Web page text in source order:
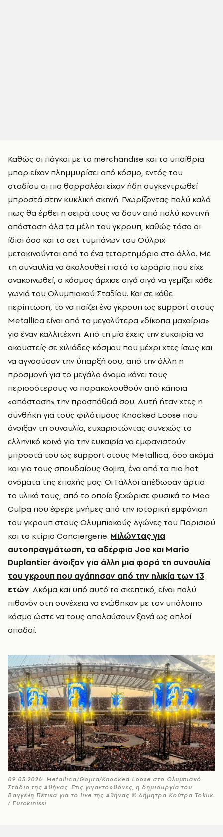
Καθώς οι πάγκοι με το merchandise και τα υπαίθρια
μπαρ είχαν πλημμυρίσει από κόσμο, εντός του
σταδίου οι πιο θαρραλέοι είχαν ήδη συγκεντρωθεί
μπροστά στην κυκλική σκηνή. Γνωρίζοντας πολύ καλά
πως θα έρθει η σειρά τους να δουν από πολύ κοντινή
απόσταση όλα τα μέλη του γκρουπ, καθώς τόσο οι
ίδιοι όσο και το σετ τυμπάνων του Ούλριχ
μετακινούνται από το ένα τεταρτημόριο στο άλλο. Με
τη συναυλία να ακολουθεί πιστά το ωράριο που είχε
ανακοινωθεί, ο κόσμος άρχισε σιγά σιγά να γεμίζει κάθε
γωνιά του Ολυμπιακού Σταδίου. Και σε κάθε
περίπτωση, το να παίζει ένα γκρουπ ως support στους
Metallica είναι από τα μεγαλύτερα «δίκοπα μαχαίρια»
για έναν καλλιτέχνη. Από τη μία έχεις την ευκαιρία να
ακουστείς σε χιλιάδες κόσμου που μέχρι χτες ίσως και
να αγνοούσαν την ύπαρξή σου, από την άλλη η
προσμονή για το μεγάλο όνομα κάνει τους
περισσότερους να παρακολουθούν από κάποια
«απόσταση» την προσπάθειά σου. Αυτή ήταν χτες η
συνθήκη για τους φιλότιμους Knocked Loose που
άνοιξαν τη συναυλία, ευχαριστώντας συνεχώς το
ελληνικό κοινό για την ευκαιρία να εμφανιστούν
μπροστά του ως support στους Metallica, όσο ακόμα
και για τους σπουδαίους Gojira, ένα από τα πιο hot
ονόματα της εποχής μας. Οι Γάλλοι απέδωσαν άρτια
το υλικό τους, από το οποίο ξεχώρισε φυσικά το Mea
Culpa που έφερε μνήμες από την ιστορική εμφάνιση
του γκρουπ στους Ολυμπιακούς Αγώνες του Παρισιού
και το κτίριο Conciergerie. Μιλώντας για
αυτοπραγμάτωση, τα αδέρφια Joe και Mario
Duplantier άνοιξαν για άλλη μια φορά τη συναυλία
του γκρουπ που αγάπησαν από την ηλικία των 13
ετών. Ακόμα και υπό αυτό το σκεπτικό, είναι πολύ
πιθανόν στη συνέχεια να ενώθηκαν με τον υπόλοιπο
κόσμο ώστε να τους απολαύσουν ξανά ως απλοί
οπαδοί.
09.05.2026. Metallica/Gojira/Knocked Loose στο Ολυμπιακό
Στάδιο της Αθήνας. Στις γιγαντοοθόνες, η δημιουργία του
Βαγγέλη Πέτικα για το live της Αθήνας © Δήμητρα Κούτρα Toklik
/ Eurokinissi